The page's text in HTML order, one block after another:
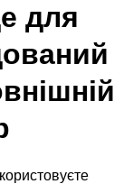
для